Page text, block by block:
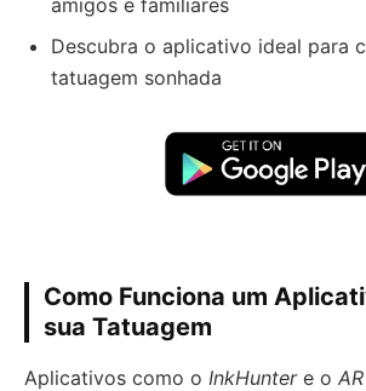
amigos e familiares
Descubra o aplicativo ideal para
tatuagem sonhada
Como Funciona um
sua Tatuagem
Aplicativos como o InkHuntere o